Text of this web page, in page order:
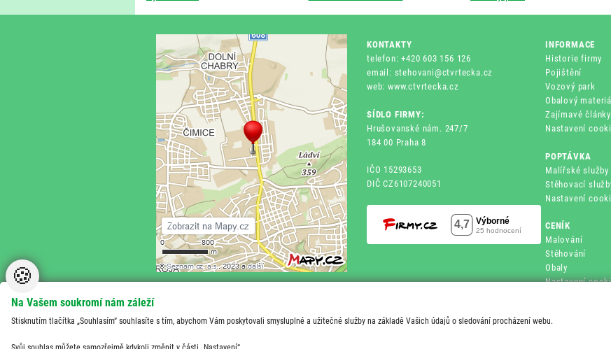
KONTAKTY
telefon: +420 603 156 126
email: stehovani@ctvrtecka.cz
web: www.ctvrtecka.cz
SÍDLO FIRMY:
Hrušovanské nám. 247/7
184 00 Praha 8
IČO 15293653
DIČ CZ6107240051
INFORMACE
Historie firmy
Pojištění
Vozový park
Obalový materiál
Zajímavé články
Nastavení
POPTÁVKA
Malířské služby
Stěhovací
Nastavení
CENÍK
Malování
Stěhování
Obaly
Nastavení
🍪
Na Vašem soukromí nám záleží
Stisknutím tlačítka „Souhlasím“ souhlasíte s tím, abychom Vám poskytovali smysluplné a užitečné služby na základě Vašich údajů o sledování procházení webu.